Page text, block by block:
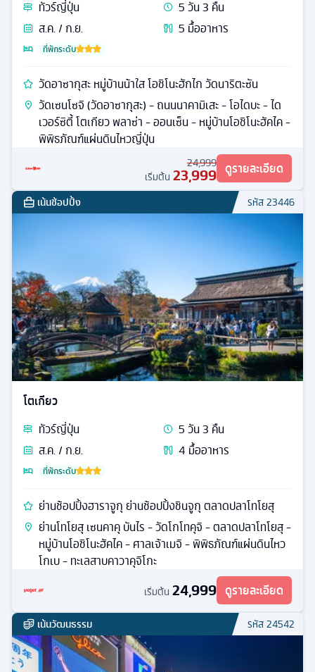
ทัวร์ญี่ปุ่น 5วัน3 คืน
ส.ค. / ก.ย.
5 มื้ออาหาร
ที่พักระดับ
วัดอาซากุสะ หมู่บ้านน้าใส โอชิโนะฮักไก วัดนาริตะซัน
วัดเซนโซจิ (วัดอาซากุสะ) - ถนนนาคามิเสะ - โอไดบะ - ได
เวอร์ซิตี้ โตเกียว พลาซ่า - ออนเซ็น - หมู่บ้านโอชิโนะฮัคไค -
พิพิธภัณฑ์แผ่นดินไหวญี่ปุ่น
24,999
เริ่มต้น 23,999 ดูรายละเอียด
เน้นช้อปปิ้ง รหัส23446
โตเกียว
ทัวร์ญี่ปุ่น 5วัน3 คืน
ส.ค. / ก.ย.
4 มื้ออาหาร
ที่พักระดับ
ย่านช้อปปิ้งฮาราจูกุ ย่านช้อปปิ้งชินจูกุ ตลาดปลาโทโยสุ
ย่านโทโยสุ เซนคาคุ บันไร - วัดโกโทคุจิ - ตลาดปลาโทโยสุ -
หมู่บ้านโอชิโนะฮัคไค - ศาลเจ้าเมจิ - พิพิธภัณฑ์แผ่นดินไหว
โกเบ - ทะเลสาบคาวาคุจิโกะ
เริ่มต้น 24,999 ดูรายละเอียด
เน้นวัฒนธรรม รหัส24542